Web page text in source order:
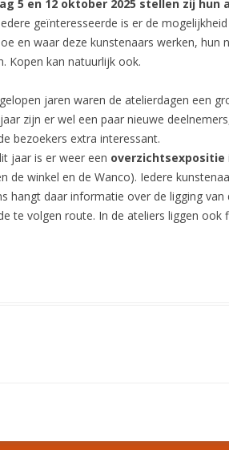
5 en 12 oktober 2025 stellen zij hun
geïnteresseerde is er de
en waar deze kunstenaars werken,
Kopen kan natuurlijk ook.
jaren waren de atelierdagen een
zijn er wel een paar nieuwe
bezoekers extra interessant.
jaar is er weer een overzichtsexpositie
de winkel en de Wanco). Iedere
hangt daar informatie over de ligging
te volgen route. In de ateliers liggen ook